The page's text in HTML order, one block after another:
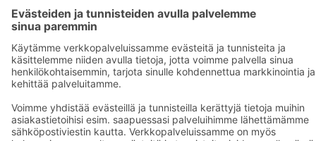
Yhteishyvä Ruoka -sovellus
Prisma.fi
Sokos.fi
S-Pankki
Sokos Hotels
Raflaamo